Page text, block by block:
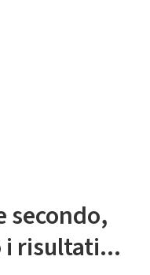
secondo,
i risultati...